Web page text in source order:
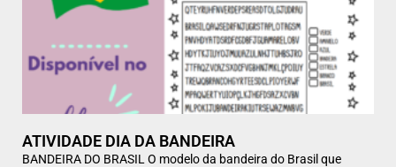
ATIVIDADE DIA DA BANDEIRA
BANDEIRA DO BRASIL O modelo da bandeira do Brasil que